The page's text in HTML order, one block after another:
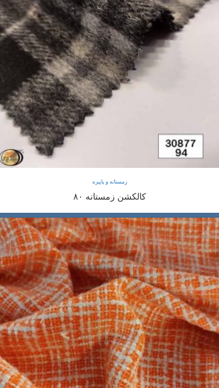
زمستانه و پاییزه
کالکشن زمستانه ۸۰